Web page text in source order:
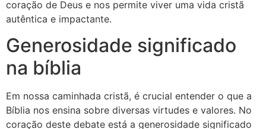
coração de Deus e nos permite viver uma vida cristã
autêntica e impactante.
Generosidade significado
na bíblia
Em nossa caminhada cristã, é crucial entender o que a
Bíblia nos ensina sobre diversas virtudes e valores. No
coração deste debate está a generosidade significado